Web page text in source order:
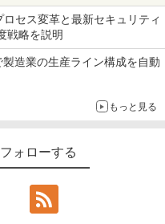
セス変革と最新セキュリティ
戦略を説明
造業の生産ライン構成を自動
もっと見る
ォローする